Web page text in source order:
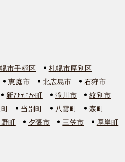
市手稲区
札幌市厚別区
恵庭市 北広島市
石狩市
新ひだか町 滝川市
紋別市
当別町 八雲町
森町
町 夕張市 三笠市
厚岸町